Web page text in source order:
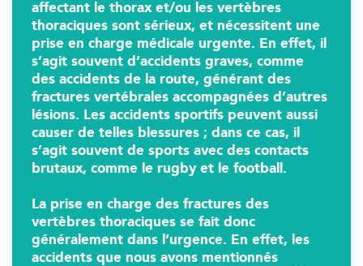
affectant le thorax et/ou les vertèbres
thoraciques sont sérieux, et nécessitent une
prise en charge médicale urgente. En effet, il
s’agit souvent d’accidents graves, comme
des accidents de la route, générant des
fractures vertébrales accompagnées d’autres
lésions. Les accidents sportifs peuvent aussi
causer de telles blessures ; dans ce cas, il
s’agit souvent de sports avec des contacts
brutaux, comme le rugby et le football.
La prise en charge des fractures des
vertèbres thoraciques se fait donc
généralement dans l’urgence. En effet, les
accidents que nous avons mentionnés
PRENEZ RDV SUR
IK Paris 16 – Trocadéro
8 Avenue de Camoens 75116 Paris
8 Avenue de Camoens 75116 Paris
01 42 15 22 46
PRENEZ RDV SUR
PRENEZ RDV SUR
Kinésithérapie